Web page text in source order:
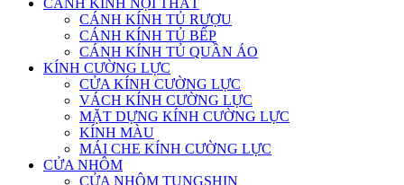
CÁNH KÍNH NỘI THẤT
CÁNH KÍNH TỦ RƯỢU
CÁNH KÍNH TỦ BẾP
CÁNH KÍNH TỦ QUẦN ÁO
KÍNH CƯỜNG LỰC
CỬA KÍNH CƯỜNG LỰC
VÁCH KÍNH CƯỜNG LỰC
MẶT DỰNG KÍNH CƯỜNG LỰC
KÍNH MÀU
MÁI CHE KÍNH CƯỜNG LỰC
CỬA NHÔM
CỬA NHÔM TUNGSHIN